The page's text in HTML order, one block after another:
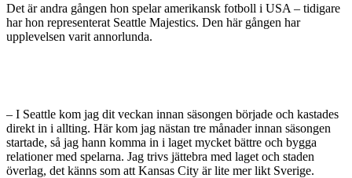
Det är andra gången hon spelar amerikansk fotboll i USA – tidigare
har hon representerat Seattle Majestics. Den här gången har
upplevelsen varit annorlunda.
– I Seattle kom jag dit veckan innan säsongen började och kastades
direkt in i allting. Här kom jag nästan tre månader innan säsongen
startade, så jag hann komma in i laget mycket bättre och bygga
relationer med spelarna. Jag trivs jättebra med laget och staden
överlag, det känns som att Kansas City är lite mer likt Sverige.